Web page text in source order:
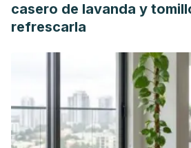
casero de lavanda y
refrescarla